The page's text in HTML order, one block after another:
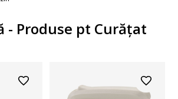
- Produse pt Curățat